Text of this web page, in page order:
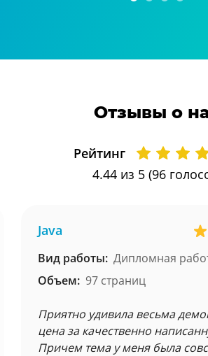
Отзывы о
Рейтинг
4.44из 5 (96
Java
Вид работы: Дипломная
Объем: 97 страниц
Приятно удивила весьма
цена за качественно
Причем тема у меня была